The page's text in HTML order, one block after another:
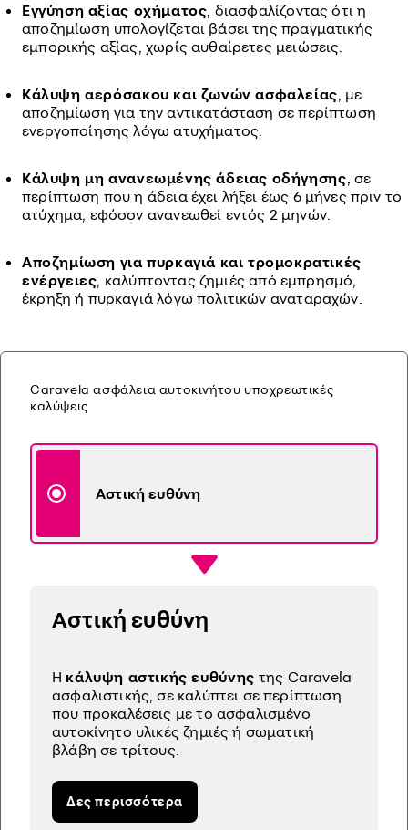
Εγγύηση αξίας οχήματος, διασφαλίζοντας ότι η
αποζημίωση υπολογίζεται βάσει της πραγματικής
εμπορικής αξίας, χωρίς αυθαίρετες μειώσεις.
Κάλυψη αερόσακου και ζωνών ασφαλείας, με
αποζημίωση για την αντικατάσταση σε περίπτωση
ενεργοποίησης λόγω ατυχήματος.
Κάλυψη μη ανανεωμένης άδειας οδήγησης, σε
περίπτωση που η άδεια έχει λήξει έως 6 μήνες πριν το
ατύχημα, εφόσον ανανεωθεί εντός 2 μηνών.
Αποζημίωση για πυρκαγιά και τρομοκρατικές
ενέργειες, καλύπτοντας ζημιές από εμπρησμό,
έκρηξη ή πυρκαγιά λόγω πολιτικών αναταραχών.
Caravela ασφάλεια αυτοκινήτου υποχρεωτικές
καλύψεις
Αστική ευθύνη
Αστική ευθύνη
H κάλυψη αστικής ευθύνης της Caravela
ασφαλιστικής, σε καλύπτει σε περίπτωση
που προκαλέσεις με το ασφαλισμένο
αυτοκίνητο υλικές ζημιές ή σωματική
βλάβη σε τρίτους.
Δες περισσότερα